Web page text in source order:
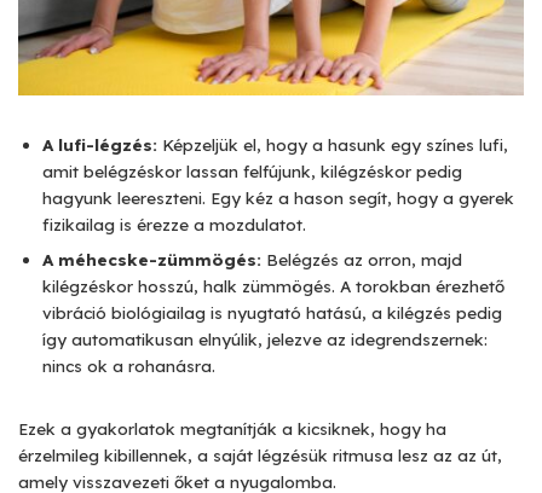
A lufi-légzés: Képzeljük el, hogy a hasunk egy színes lufi,
amit belégzéskor lassan felfújunk, kilégzéskor pedig
hagyunk leereszteni. Egy kéz a hason segít, hogy a gyerek
fizikailag is érezze a mozdulatot.
A méhecske-zümmögés: Belégzés az orron, majd
kilégzéskor hosszú, halk zümmögés. A torokban érezhető
vibráció biológiailag is nyugtató hatású, a kilégzés pedig
így automatikusan elnyúlik, jelezve az idegrendszernek:
nincs ok a rohanásra.
Ezek a gyakorlatok megtanítják a kicsiknek, hogy ha
érzelmileg kibillennek, a saját légzésük ritmusa lesz az az út,
amely visszavezeti őket a nyugalomba.